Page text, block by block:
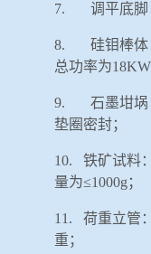
7. 调平底脚
8. 硅钼棒
总功率为18KW
9. 石墨坩
垫圈密封；
10. 铁矿试料
量为≤1000g ；
11. 荷重立管
重；